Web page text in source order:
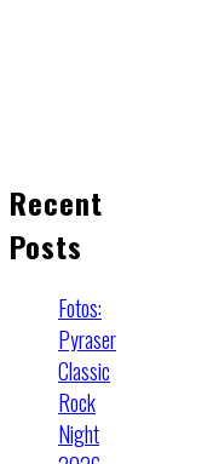
Recent
Posts
Fotos:
Pyraser
Classic
Rock
Night